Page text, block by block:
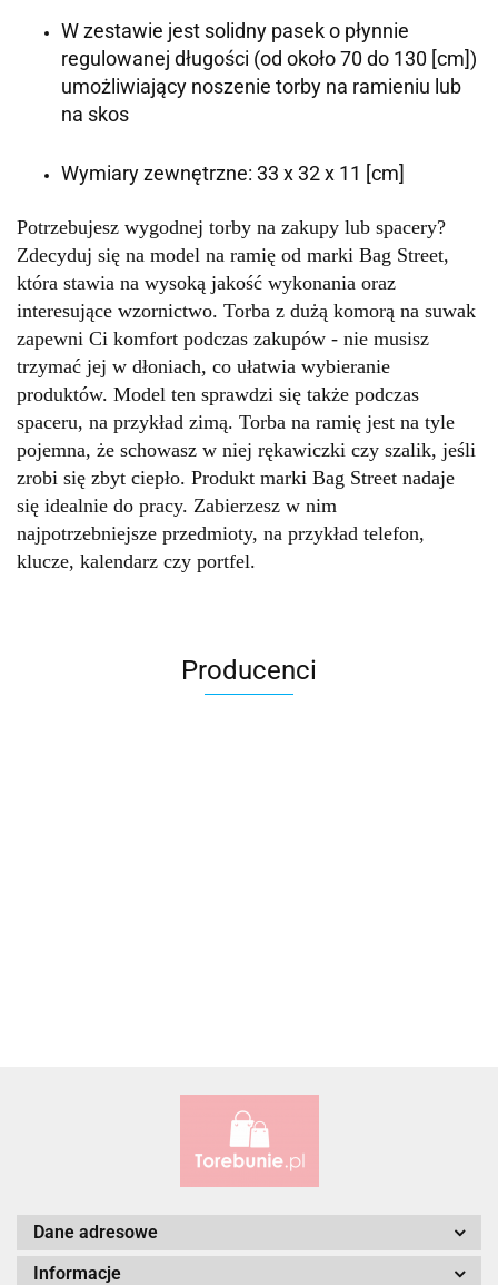
W zestawie jest solidny pasek o płynnie
regulowanej długości (od około 70 do 130 [cm])
umożliwiający noszenie torby na ramieniu lub
na skos
Wymiary zewnętrzne: 33 x 32 x 11 [cm]
Potrzebujesz wygodnej torby na zakupy lub spacery?
Zdecyduj się na model na ramię od marki Bag Street,
która stawia na wysoką jakość wykonania oraz
interesujące wzornictwo. Torba z dużą komorą na suwak
zapewni Ci komfort podczas zakupów - nie musisz
trzymać jej w dłoniach, co ułatwia wybieranie
produktów. Model ten sprawdzi się także podczas
spaceru, na przykład zimą. Torba na ramię jest na tyle
pojemna, że schowasz w niej rękawiczki czy szalik, jeśli
zrobi się zbyt ciepło. Produkt marki Bag Street nadaje
się idealnie do pracy. Zabierzesz w nim
najpotrzebniejsze przedmioty, na przykład telefon,
klucze, kalendarz czy portfel.
Producenci
Alessandro Paoli
Dane adresowe
Informacje